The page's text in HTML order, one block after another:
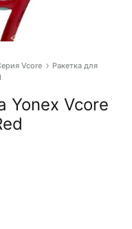
Vcore
Ракетка для
Yonex Vcore